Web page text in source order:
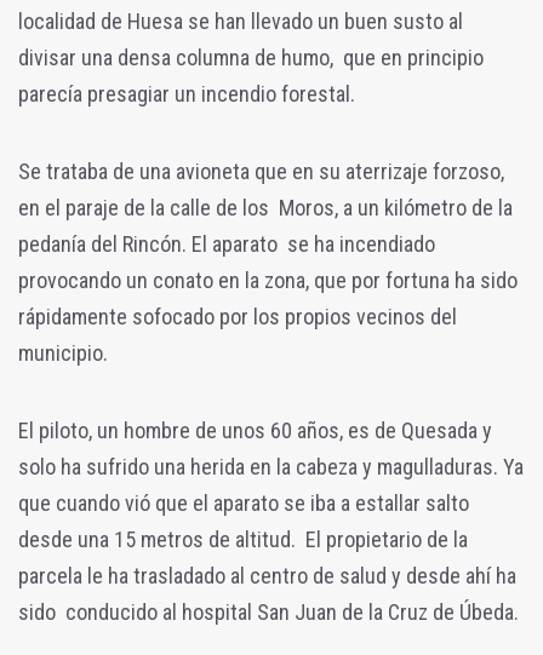
localidad de Huesa se han llevado un buen susto al
divisar una densa columna de humo, que en principio
parecía presagiar un incendio forestal.
Se trataba de una avioneta que en su aterrizaje forzoso,
en el paraje de la calle de los Moros, a un kilómetro de la
pedanía del Rincón. El aparato se ha incendiado
provocando un conato en la zona, que por fortuna ha sido
rápidamente sofocado por los propios vecinos del
municipio.
El piloto, un hombre de unos 60 años, es de Quesada y
solo ha sufrido una herida en la cabeza y magulladuras. Ya
que cuando vió que el aparato se iba a estallar salto
desde una 15 metros de altitud. El propietario de la
parcela le ha trasladado al centro de salud y desde ahí ha
sido conducido al hospital San Juan de la Cruz de Úbeda.